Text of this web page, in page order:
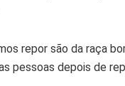
repor são da raça
pessoas depois de